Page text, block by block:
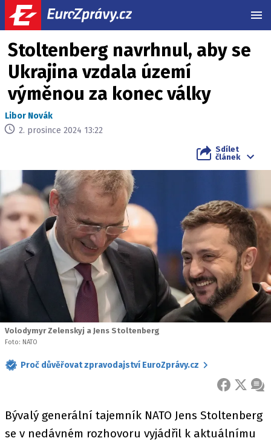
Stoltenberg navrhnul, aby se
Ukrajina vzdala území
výměnou za konec války
Libor Novák
2. prosince 2024 13:22
Sdílet
článek
Volodymyr Zelenskyj a Jens Stoltenberg
Foto: NATO
Proč důvěřovat zpravodajství EuroZprávy.cz
FACEBOOK
X
Bývalý generální tajemník NATO Jens Stoltenberg
se v nedávném rozhovoru vyjádřil k aktuálnímu